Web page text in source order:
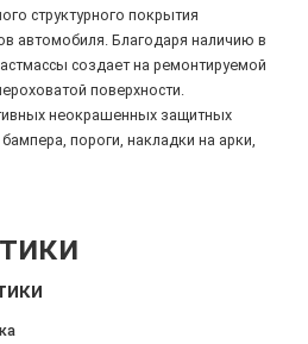
структурного покрытия
автомобиля. Благодаря наличию в
создает на ремонтируемой
поверхности.
неокрашенных защитных
пороги, накладки на арки,